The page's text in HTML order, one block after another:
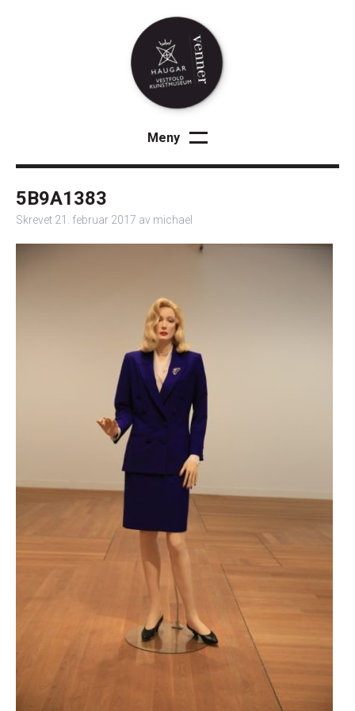
Meny
Velkommen
Arrangementer
Om oss
Kontakt
5B9A1383
Skrevet 21. februar 2017 av michael